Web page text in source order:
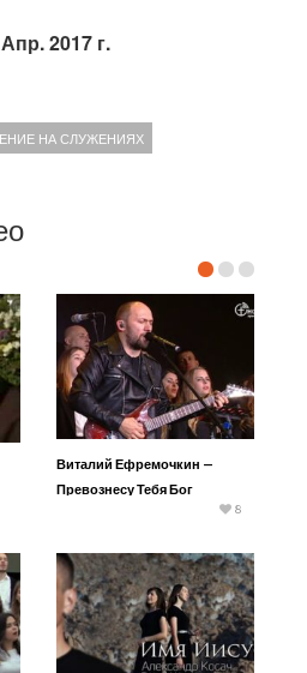
2017 г.
НА СЛУЖЕНИЯХ
Виталий Ефремочкин —
Превознесу Тебя Бог
8